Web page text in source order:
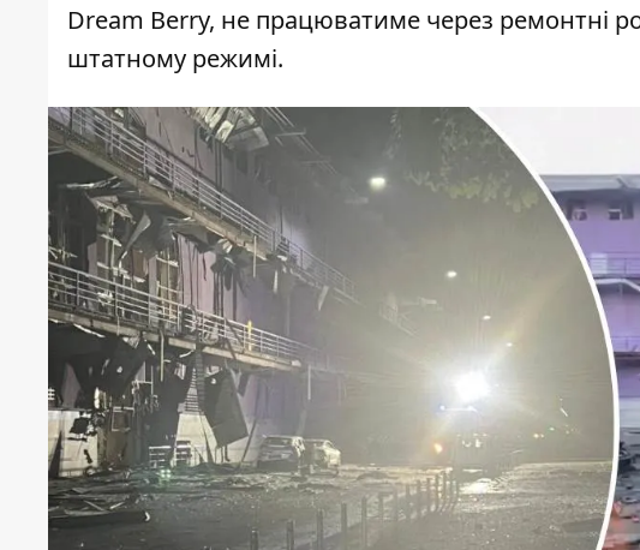
Dream Berry, не працюватиме через ремонтні
штатному режимі.